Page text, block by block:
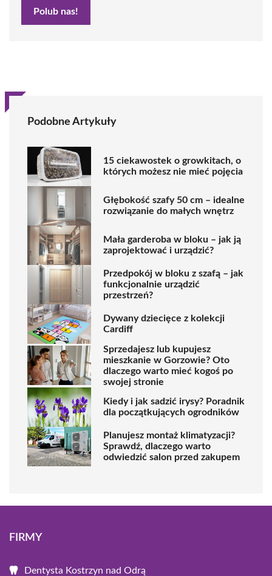
Polub nas!
Podobne Artykuły
15 ciekawostek o growkitach, o
których możesz nie mieć pojęcia
Głębokość szafy 50 cm – idealne
rozwiązanie do małych wnętrz
Mała garderoba w bloku – jak ją
zaprojektować i urządzić?
Przedpokój w bloku z szafą – jak
funkcjonalnie urządzić
przestrzeń?
Dywany dziecięce z kolekcji
Cardiff
Sprzedajesz lub kupujesz
mieszkanie w Gorzowie? Oto
dlaczego warto mieć kogoś po
swojej stronie
Kiedy i jak sadzić irysy? Poradnik
dla początkujących ogrodników
Planujesz montaż klimatyzacji?
Sprawdź, dlaczego warto
odwiedzić salon przed zakupem
FIRMY
Dentysta Kostrzyn nad Odrą